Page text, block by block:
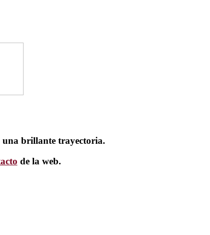
una brillante trayectoria.
de la web.